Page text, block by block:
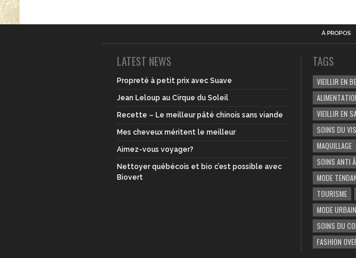
À PROPOS
LATEST NEWS
Propreté à petit prix avec Suave
Jean Leloup au Cirque du Soleil
Recette – Le meilleur pâté chinois sans viande
Mes cheveux méritent le meilleur
Aimez-vous voyager?
Nettoyer québécois et bio c’est possible avec
Biovert
TAGS
VIEILLIR EN
VIEILLIR EN
SOINS DU
MAQUILLAGE
SOINS ANTI
MODE
TOURISME
MODE
SOINS DU
FASHION